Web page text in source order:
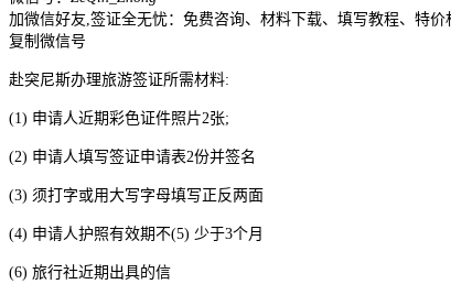
加微信好友,签证全无忧：免费咨询、材料下载、填写教程、特价
复制微信号
赴突尼斯办理旅游签证所需材料:
(1) 申请人近期彩色证件照片2张;
(2) 申请人填写签证申请表2份并签名
(3) 须打字或用大写字母填写正反两面
(4) 申请人护照有效期不(5) 少于3个月
(6) 旅行社近期出具的信